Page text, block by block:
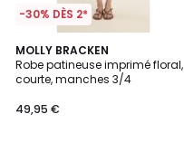
-30% DÈS 2*
MOLLY BRACKEN
Robe patineuse imprimé floral,
courte, manches 3/4
49,95 €